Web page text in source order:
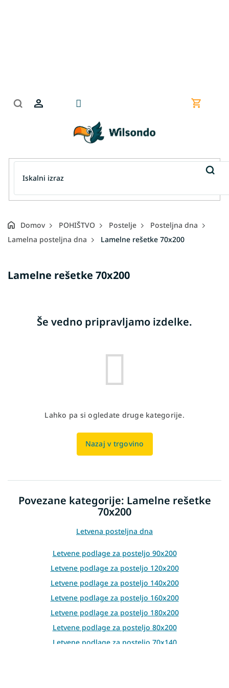
Domov POHIŠTVO Postelje
Posteljna dna
Lamelna posteljna dna
Lamelne rešetke 70x200
Lamelne rešetke 70x200
Še vedno pripravljamo izdelke.
Lahko pa si ogledate druge kategorije.
Nazaj v trgovino
Povezane kategorije: Lamelne rešetke
70x200
Letvena posteljna dna
Letvene podlage za posteljo 90x200
Letvene podlage za posteljo 120x200
Letvene podlage za posteljo 140x200
Letvene podlage za posteljo 160x200
Letvene podlage za posteljo 180x200
Letvene podlage za posteljo 80x200
Letvene podlage za posteljo 70x140